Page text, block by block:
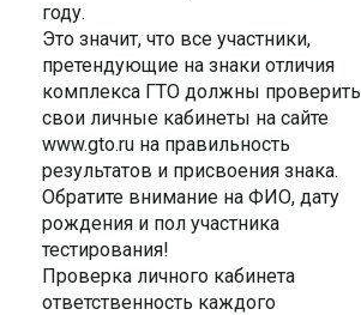
году.
Это значит, что все участники,
претендующие на знаки отличия
комплекса ГТО должны проверить
свои личные кабинеты на сайте
www.gto.ru на правильность
результатов и присвоения знака.
Обратите внимание на ФИО, дату
рождения и пол участника
тестирования!
Проверка личного кабинета
ответственность каждого